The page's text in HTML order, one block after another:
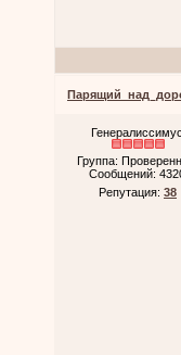
Группа:
Сообщений:
Репутация: 38